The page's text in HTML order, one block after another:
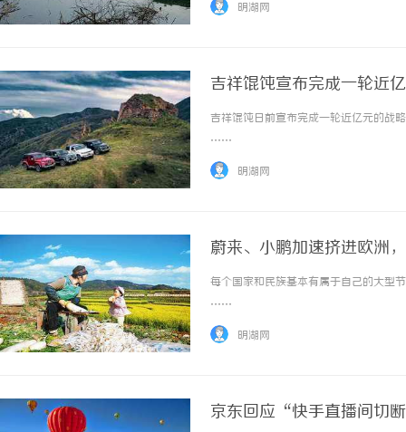
明湖网
吉祥馄饨宣布完成一轮近
吉祥馄饨日前宣布完成一轮近亿元的战
……
明湖网
蔚来、小鹏加速挤进欧洲
每个国家和民族基本有属于自己的大型
……
明湖网
京东回应“快手直播间切